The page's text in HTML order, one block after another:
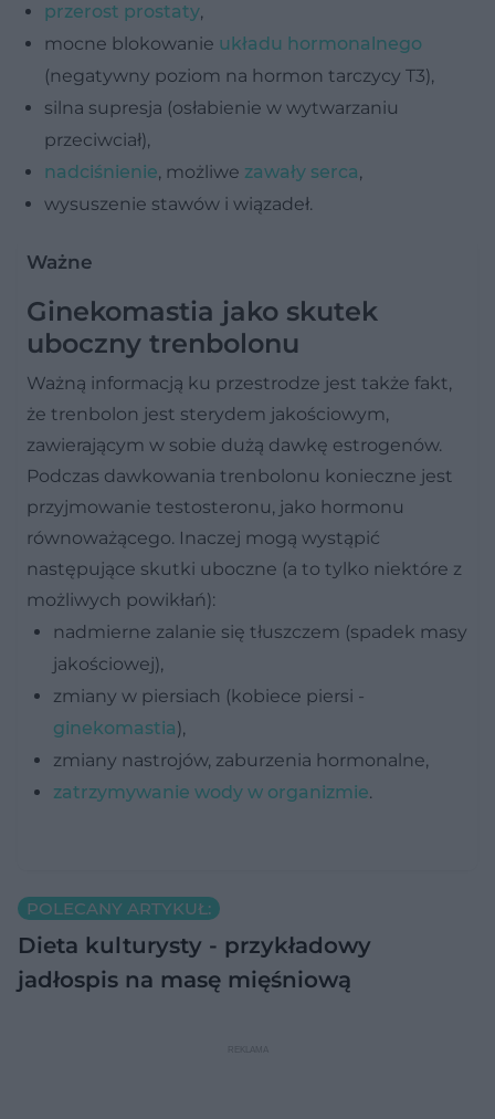
przerost prostaty,
mocne blokowanie układu hormonalnego
(negatywny poziom na hormon tarczycy T3),
silna supresja (osłabienie w wytwarzaniu
przeciwciał),
nadciśnienie, możliwe zawały serca,
wysuszenie stawów i wiązadeł.
Ważne
Ginekomastia jako skutek
uboczny trenbolonu
Ważną informacją ku przestrodze jest także fakt,
że trenbolon jest sterydem jakościowym,
zawierającym w sobie dużą dawkę estrogenów.
Podczas dawkowania trenbolonu konieczne jest
przyjmowanie testosteronu, jako hormonu
równoważącego. Inaczej mogą wystąpić
następujące skutki uboczne (a to tylko niektóre z
możliwych powikłań):
nadmierne zalanie się tłuszczem (spadek masy
jakościowej),
zmiany w piersiach (kobiece piersi -
ginekomastia),
zmiany nastrojów, zaburzenia hormonalne,
zatrzymywanie wody w organizmie.
POLECANY ARTYKUŁ:
Dieta kulturysty - przykładowy
jadłospis na masę mięśniową